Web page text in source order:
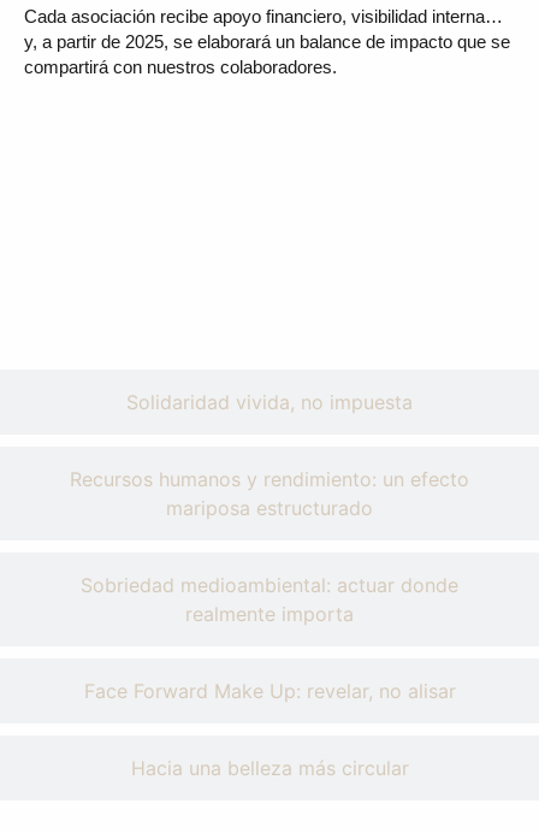
Solidaridad vivida, no impuesta
Recursos humanos y rendimiento: un efecto
mariposa estructurado
Sobriedad medioambiental: actuar donde
realmente importa
Face Forward Make Up: revelar, no alisar
Hacia una belleza más circular
Cada asociación recibe apoyo financiero, visibilidad interna…
y, a partir de 2025, se elaborará un balance de impacto que se
compartirá con nuestros colaboradores.